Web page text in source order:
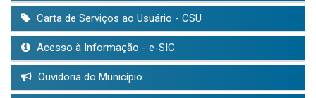
Carta de Serviços ao Usuário - CSU
Acesso à Informação - e-SIC
Ouvidoria do Município